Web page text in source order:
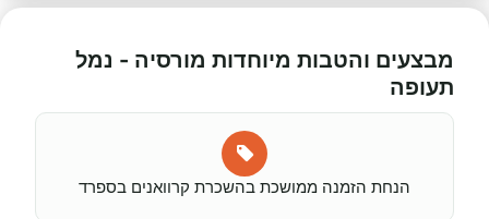
מבצעים והטבות מיוחדות מורסיה - נמל
תעופה
הנחת הזמנה ממושכת בהשכרת קרוואנים בספרד